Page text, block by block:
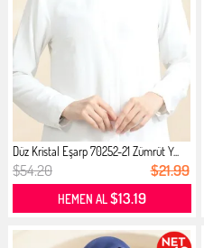
Düz Kristal Eşarp 70252-21 Zümrüt Y...
$54.20 $21.99
HEMEN AL$13.19